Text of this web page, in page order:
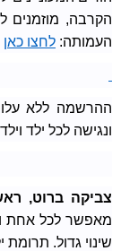
הקרבה,
העמותה: לחצו כאן
ההרשמה ללא
ונגישה לכל ילד
צביקה ברוט,
מאפשר לכל אחת
שינוי גדול. תרומת